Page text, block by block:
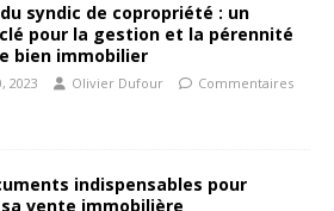
syndic de copropriété : un
pour la gestion et la pérennité
bien immobilier
2023 Olivier Dufour
Commentaires
indispensables pour
vente immobilière